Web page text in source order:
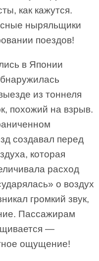
как кажутся.
ныряльщики
поездов!
в Японии
из тоннеля
похожий на взрыв.
создавал перед
которая
расход
о воздух
громкий звук,
Пассажирам
—
ощущение!